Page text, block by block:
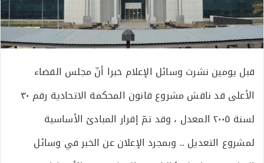
قبل يومين نشرت وسائل الإعلام خبرا أنّ مجلس القضاء
الأعلى قد ناقش مشروع قانون المحكمة الاتحادية رقم ٣٠
لسنة ٢٠٠٥ المعدل ، وقد تمّ إقرار المبادئ الأساسية
لمشروع التعديل .. وبمجرد الإعلان عن الخبر في وسائل